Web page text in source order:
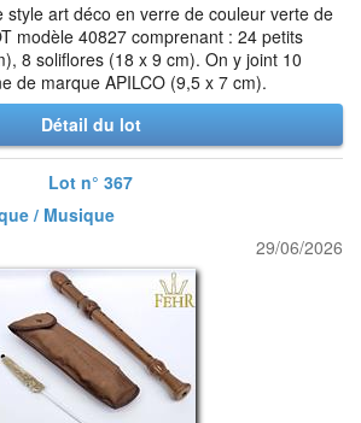
style art déco en verre de couleur verte de
modèle 40827 comprenant : 24 petits
8 soliflores (18 x 9 cm). On y joint 10
de marque APILCO (9,5 x 7 cm).
Détail du lot
Lot n° 367
/ Musique
29/06/2026